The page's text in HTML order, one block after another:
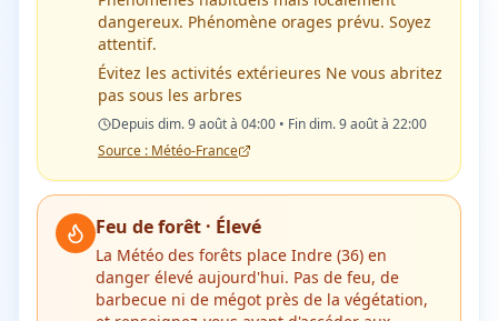
dangereux. Phénomène orages prévu. Soyez
attentif.
Évitez les activités extérieures Ne vous abritez
pas sous les arbres
Depuis dim. 9 août à 04:00 • Fin dim. 9 août à 22:00
Source : Météo-France
Feu de forêt · Élevé
La Météo des forêts place Indre (36) en
danger élevé aujourd'hui. Pas de feu, de
barbecue ni de mégot près de la végétation,